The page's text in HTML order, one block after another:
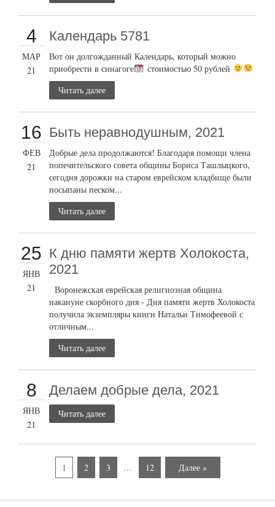
4
МАР
21
Календарь 5781
Вот он долгожданный Календарь, который можно
приобрести в синагоге
стоимостью 50 рублей
Читать далее
16
ФЕВ
21
Быть неравнодушным, 2021
Добрые дела продолжаются! Благодаря помощи члена
попечительского совета общины Бориса Ташлыцкого,
сегодня дорожки на старом еврейском кладбище были
посыпаны песком...
Читать далее
25
ЯНВ
21
К дню памяти жертв Холокоста,
2021
Воронежская еврейская религиозная община
накануне скорбного дня - Дня памяти жертв Холокоста
получила экземпляры книги Натальи Тимофеевой с
отличным...
Читать далее
8
ЯНВ
21
Делаем добрые дела, 2021
Читать далее
1 2 3 … 12 Далее »